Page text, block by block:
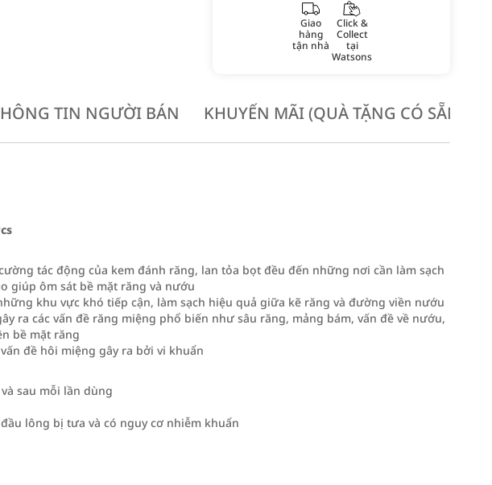
Giao
hàng
tận nhà
Click &
Collect
tại
Watsons
TIN NGƯỜI BÁN KHUYẾN MÃI (QUÀ TẶNG CÓ SẴN
tác động của kem đánh răng, lan tỏa bọt đều đến những nơi cần làm sạch
giúp ôm sát bề mặt răng và nướu
khu vực khó tiếp cận, làm sạch hiệu quả giữa kẽ răng và đường viền nướu
ra các vấn đề răng miệng phổ biến như sâu răng, mảng bám, vấn đề về nướu,
bề mặt răng
đề hôi miệng gây ra bởi vi khuẩn
sau mỗi lần dùng
lông bị tưa và có nguy cơ nhiễm khuẩn